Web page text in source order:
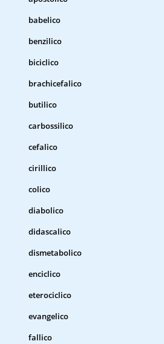
babelico
benzilico
biciclico
brachicefalico
butilico
carbossilico
cefalico
cirillico
colico
diabolico
didascalico
dismetabolico
enciclico
eterociclico
evangelico
fallico